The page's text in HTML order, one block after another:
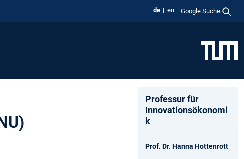
de en Google Suche
Professur für
Innovationsökonomi
k
Prof. Dr. Hanna Hottenrott